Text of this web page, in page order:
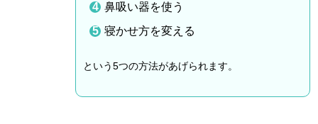
鼻吸い器を使う
寝かせ方を変える
という5つの方法があげられます。